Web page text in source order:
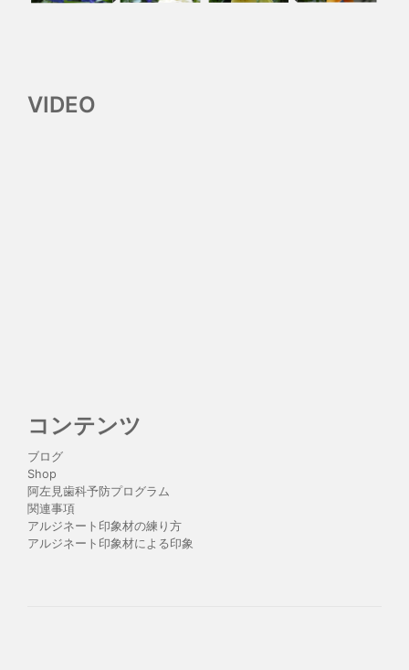
VIDEO
コンテンツ
ブログ
Shop
阿左見歯科予防プログラム
関連事項
アルジネート印象材の練り方
アルジネート印象材による印象